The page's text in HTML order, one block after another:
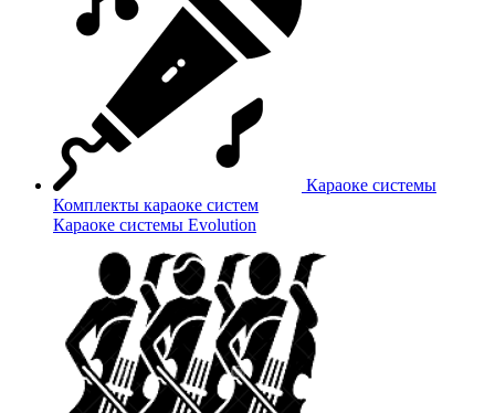
Караоке системы
Комплекты караоке систем
Караоке системы Evolution